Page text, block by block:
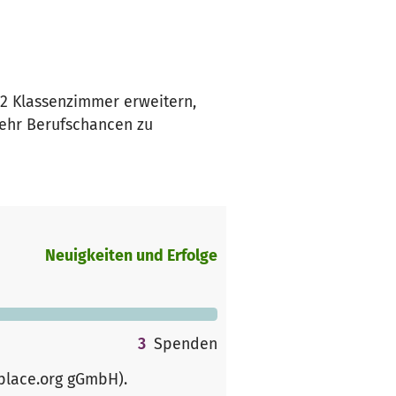
Klassenzimmer erweitern,
Berufschancen zu
Neuigkeiten und Erfolge
3 Spenden
gGmbH).